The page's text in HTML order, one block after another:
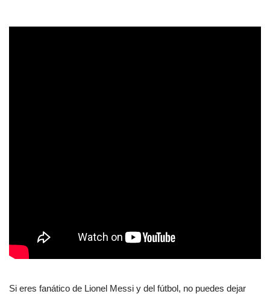
Si eres fanático de Lionel Messi y del fútbol, no puedes dejar